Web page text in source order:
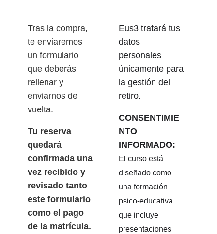
Tras la compra,
te enviaremos
un formulario
que deberás
rellenar y
enviarnos de
vuelta.
Tu reserva
quedará
confirmada una
vez recibido y
revisado tanto
este formulario
como el pago
de la matrícula.
Eus3 tratará tus
datos
personales
únicamente para
la gestión del
retiro.
CONSENTIMIE
NTO
INFORMADO:
El curso está
diseñado como
una formación
psico-educativa,
que incluye
presentaciones